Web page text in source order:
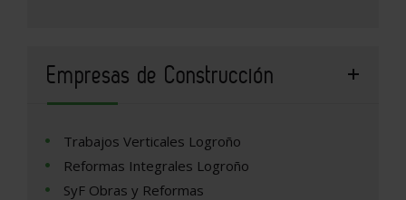
Empresas de Construcción
Trabajos Verticales Logroño
Reformas Integrales Logroño
SyF Obras y Reformas